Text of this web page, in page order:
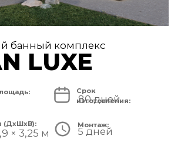
И ЭКСТЕРЬЕР